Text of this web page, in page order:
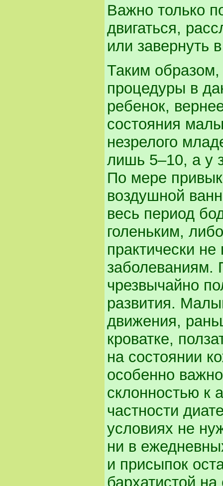
Важно только
двигаться,
или завернуть
Таким
процедуры в
ребенок,
состояния
незрелого
лишь 5–10, а у
По мере
воздушной
весь период
голеньким,
практически
заболеваниям.
чрезвычайно
развития.
движения,
кроватке,
на состоянии
особенно
склонностью к
частности
условиях не
ни в
и присыпок
бархатистой